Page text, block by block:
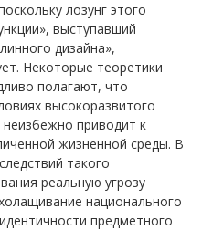
лозунг этого
выступавший
дизайна»,
Некоторые теоретики
полагают, что
высокоразвитого
приводит к
жизненной среды. В
такого
реальную угрозу
национального
предметного